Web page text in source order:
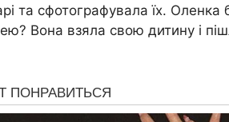
та сфотографувала їх. Оленка
Вона взяла свою дитину і